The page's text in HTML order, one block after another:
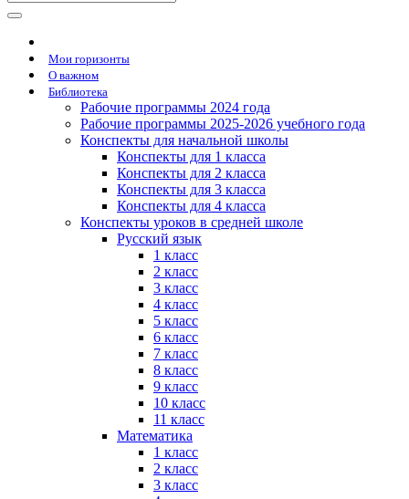
Мои горизонты
О важном
Библиотека
Рабочие программы 2024 года
Рабочие программы 2025-2026 учебного года
Конспекты для начальной школы
Конспекты для 1 класса
Конспекты для 2 класса
Конспекты для 3 класса
Конспекты для 4 класса
Конспекты уроков в средней школе
Русский язык
1 класс
2 класс
3 класс
4 класс
5 класс
6 класс
7 класс
8 класс
9 класс
10 класс
11 класс
Математика
1 класс
2 класс
3 класс